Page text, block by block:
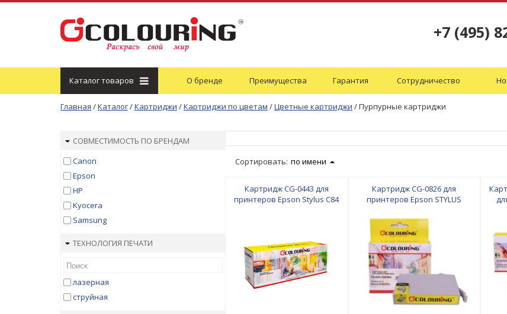
+7 (495)
Каталогтоваров О бренде Преимущества Гарантия Сотрудничество
Главная /Каталог/Картриджи /Картриджи по цветам /Цветные картриджи /Пурпурные картриджи
СОВМЕСТИМОСТЬ ПО БРЕНДАМ
Canon
Epson
HP
Kyocera
Samsung
ТЕХНОЛОГИЯ ПЕЧАТИ
лазерная
струйная
Сортировать: по имени
Картридж CG-0443 для
принтеров Epson Stylus C84
Картридж CG-0826 для
принтеров Epson STYLUS
Light Magenta водн Colouring